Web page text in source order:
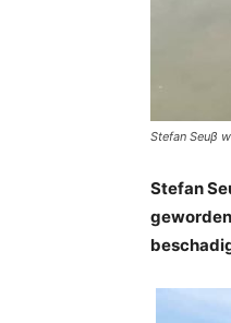
Stefan Seuβ
Stefan